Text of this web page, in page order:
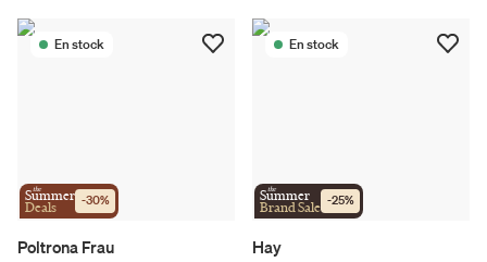
En stock
the
Summer
Deals -30%
Poltrona Frau
En stock
the
Summer
Brand Sale -25%
Hay